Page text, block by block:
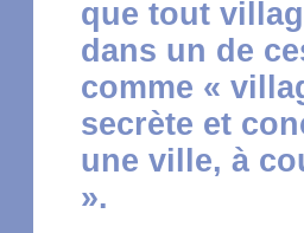
que tout
dans un de
comme «
secrète et
une ville, à
».